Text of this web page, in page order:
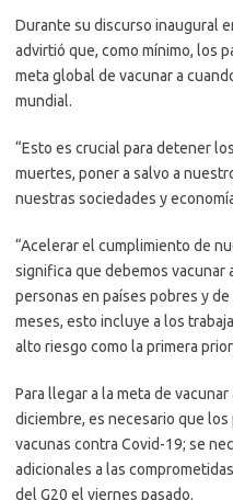
Durante su discurso inaugural
advirtió que, como mínimo, los
meta global de vacunar a
mundial.
“Esto es crucial para detener
muertes, poner a salvo a
nuestras sociedades y
“Acelerar el cumplimiento de
significa que debemos vacunar
personas en países pobres y
meses, esto incluye a los
alto riesgo como la primera
Para llegar a la meta de
diciembre, es necesario que
vacunas contra Covid-19; se
adicionales a las
del G20 el viernes pasado.